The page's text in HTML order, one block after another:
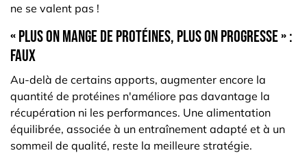
ne se valent pas !
« Plus on mange de protéines, plus on progresse » :
faux
Au-delà de certains apports, augmenter encore la
quantité de protéines n'améliore pas davantage la
récupération ni les performances. Une alimentation
équilibrée, associée à un entraînement adapté et à un
sommeil de qualité, reste la meilleure stratégie.